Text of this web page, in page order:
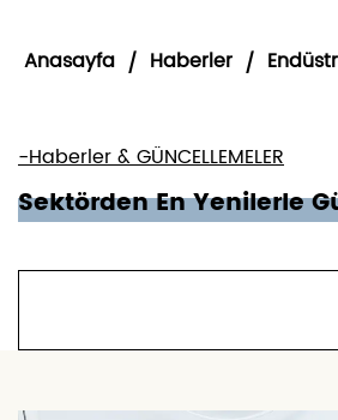
Anasayfa / Haberler /
-Haberler & GÜNCELLEMELER
Sektörden En Yenilerle